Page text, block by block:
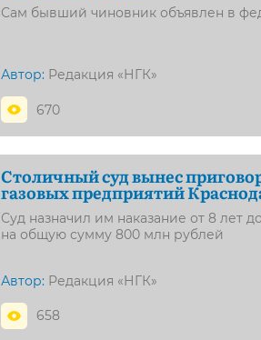
Сам бывший чиновник объявлен в
Автор: Редакция «НГК»
670
Столичный суд вынес
газовых предприятий
Суд назначил им наказание от 8 лет
на общую сумму 800 млн рублей
Автор: Редакция «НГК»
658